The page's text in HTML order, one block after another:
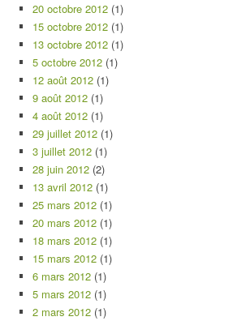
20 octobre 2012 (1)
15 octobre 2012 (1)
13 octobre 2012 (1)
5 octobre 2012 (1)
12 août 2012 (1)
9 août 2012 (1)
4 août 2012 (1)
29 juillet 2012 (1)
3 juillet 2012 (1)
28 juin 2012 (2)
13 avril 2012 (1)
25 mars 2012 (1)
20 mars 2012 (1)
18 mars 2012 (1)
15 mars 2012 (1)
6 mars 2012 (1)
5 mars 2012 (1)
2 mars 2012 (1)